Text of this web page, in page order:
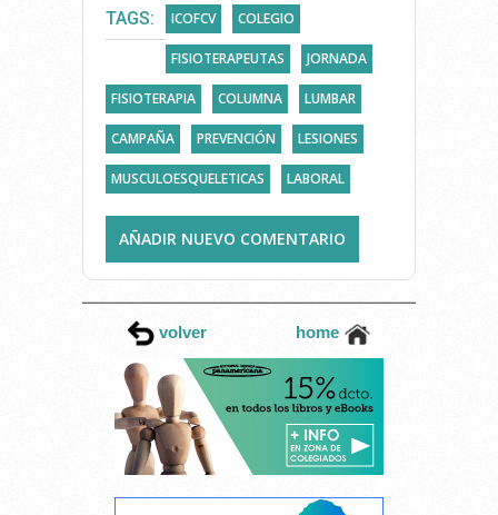
TAGS: ICOFCV COLEGIO
FISIOTERAPEUTAS JORNADA
FISIOTERAPIA COLUMNA LUMBAR
CAMPAÑA PREVENCIÓN LESIONES
MUSCULOESQUELETICAS LABORAL
AÑADIR NUEVO COMENTARIO
volver home